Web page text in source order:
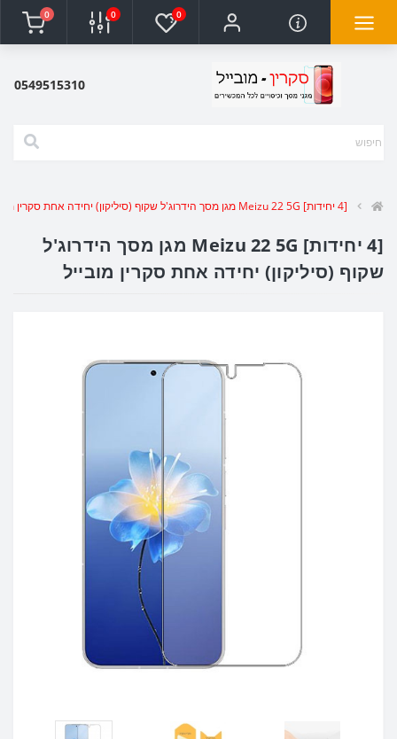
0
0
0
0549515310
[4 יחידות] Meizu 22 5G מגן מסך הידרוג'ל שקוף (סיליקון) יחידה אחת סקרין מובייל
[4 יחידות] Meizu 22 5G מגן מסך הידרוג'ל
שקוף (סיליקון) יחידה אחת סקרין מובייל